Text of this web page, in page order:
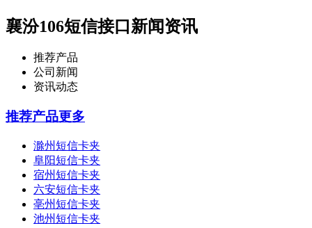
襄汾106短信接口新闻资讯
推荐产品
公司新闻
资讯动态
推荐产品更多
滁州短信卡夹
阜阳短信卡夹
宿州短信卡夹
六安短信卡夹
亳州短信卡夹
池州短信卡夹